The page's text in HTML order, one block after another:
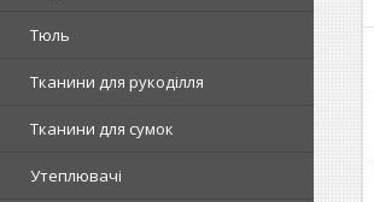
Тюль
Тканини для рукоділля
Тканини для сумок
Утеплювачі